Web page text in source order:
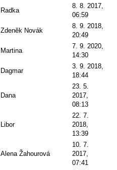
Radka
8. 8. 2017,
06:59
Zdeněk Novák
8. 9. 2018,
20:49
Martina
7. 9. 2020,
14:30
Dagmar
3. 9. 2018,
18:44
Dana
23. 5.
2017,
08:13
Libor
22. 7.
2018,
13:39
Alena Žahourová
10. 7.
2017,
07:41